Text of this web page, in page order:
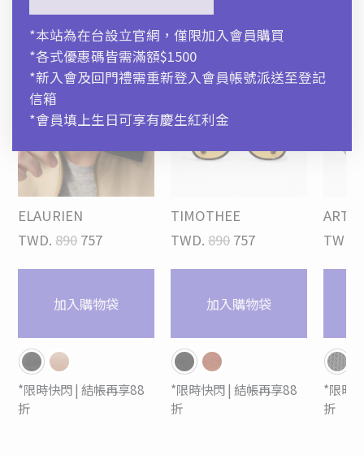
*本站為在台設立官網，僅限加入會員購買
*各式優惠碼皆需滿額$1500
*新入會及回門禮需重新登入會員帳號派送至登記
信箱
*會員填上生日可享有慶生紅利金
ELAURIEN
TWD. 890 757
加入購物袋
*限時快閃 | 結帳再享88
折
TIMOTHEE
TWD. 890 757
加入購物袋
*限時快閃 | 結帳再享88
折
TWD.
*限時
折